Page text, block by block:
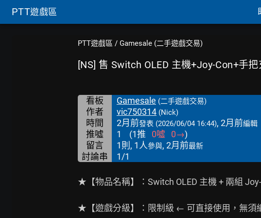
PTT遊戲區
PTT遊戲區 / Gamesale (二手遊戲交易)
[NS] 售 Switch OLED 主機+Joy-Con+手
看板 Gamesale (二手遊戲交易)
作者 vic750314 (Nick)
時間 2月前發表 (2026/06/04 16:44), 2月前編輯
推噓 1 (1推 0噓 0→)
留言
1則, 1人參與, 2月前最新
討論串 1/1
★【物品名稱】：Switch OLED 主機 + 兩組
★【遊戲分級】：限制級 ← 可直接使用，無須